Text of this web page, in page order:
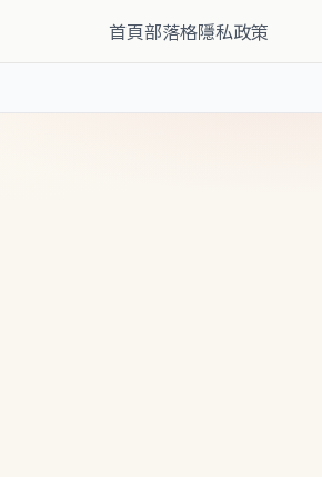
首頁部落格隱私政策